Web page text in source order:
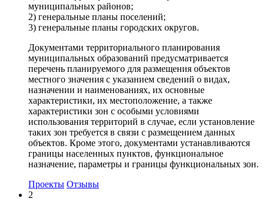
муниципальных районов;
2) генеральные планы поселений;
3) генеральные планы городских округов.
Документами территориального планирования
муниципальных образований предусматривается
перечень планируемого для размещения объектов
местного значения с указанием сведений о видах,
назначении и наименованиях, их основные
характеристики, их местоположение, а также
характеристики зон с особыми условиями
использования территорий в случае, если установление
таких зон требуется в связи с размещением данных
объектов. Кроме этого, документами устанавливаются
границы населенных пунктов, функциональное
назначение, параметры и границы функциональных зон.
Проекты Отзывы
2